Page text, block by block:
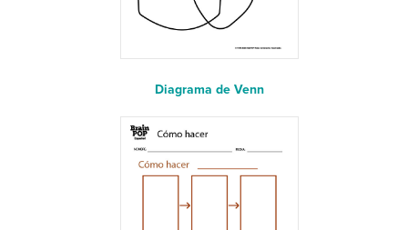
Diagrama de Venn